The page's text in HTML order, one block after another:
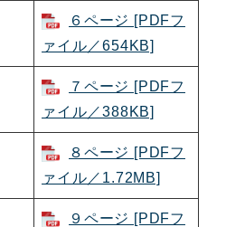
６ページ [PDFフ
ァイル／654KB]
７ページ [PDFフ
ァイル／388KB]
８ページ [PDFフ
ァイル／1.72MB]
９ページ [PDFフ